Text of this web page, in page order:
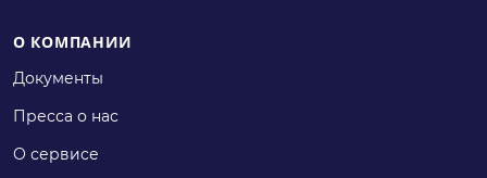
О КОМПАНИИ
Документы
Пресса о нас
О сервисе